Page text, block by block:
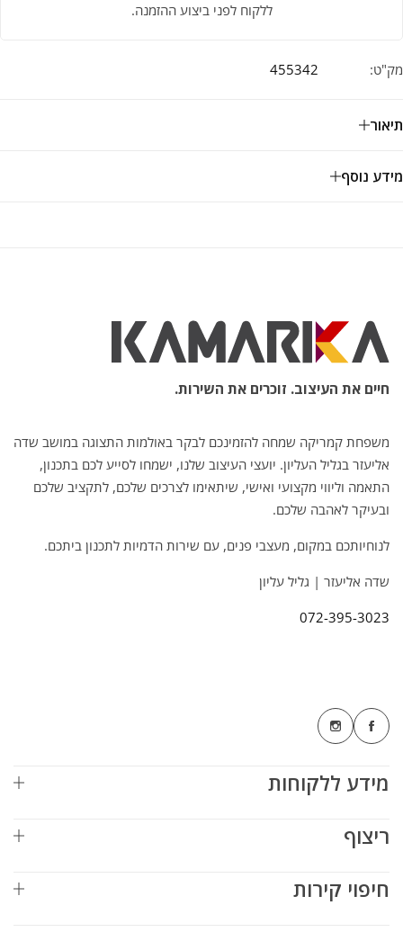
ללקוח לפני ביצוע ההזמנה.
מק"ט: 455342
תיאור
מידע נוסף
חיים את העיצוב. זוכרים את השירות.
משפחת קמריקה שמחה להזמינכם לבקר באולמות התצוגה במושב שדה
אליעזר בגליל העליון. יועצי העיצוב שלנו, ישמחו לסייע לכם בתכנון,
התאמה וליווי מקצועי ואישי, שיתאימו לצרכים שלכם, לתקציב שלכם
ובעיקר לאהבה שלכם.
לנוחיותכם במקום, מעצבי פנים, עם שירות הדמיות לתכנון ביתכם.
שדה אליעזר | גליל עליון
072-395-3023
מידע ללקוחות
ריצוף
חיפוי קירות